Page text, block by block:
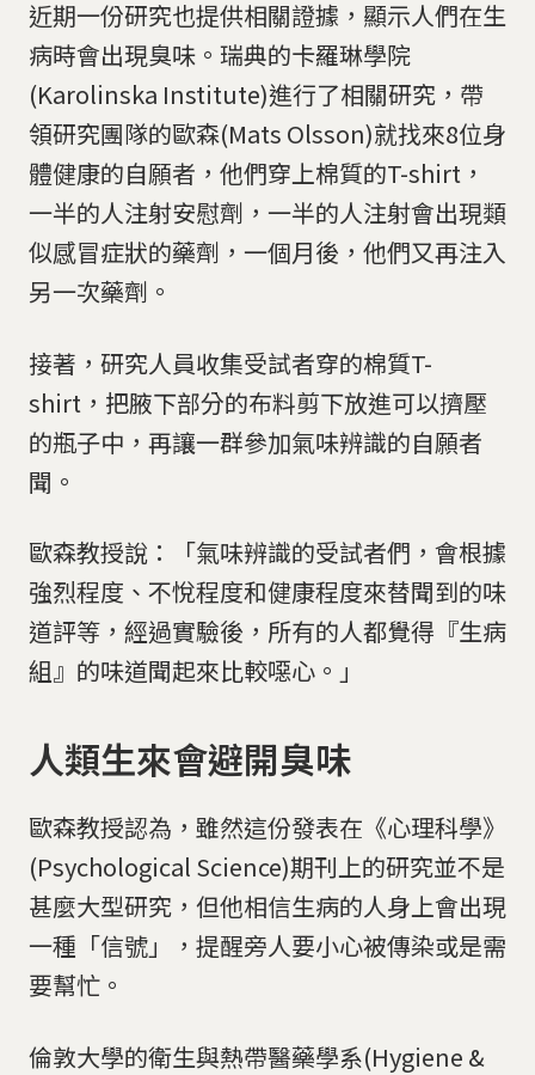
近期一份研究也提供相關證據，顯示人們在生
病時會出現臭味。瑞典的卡羅琳學院
(Karolinska Institute)進行了相關研究，帶
領研究團隊的歐森(Mats Olsson)就找來8位身
體健康的自願者，他們穿上棉質的T-shirt，
一半的人注射安慰劑，一半的人注射會出現類
似感冒症狀的藥劑，一個月後，他們又再注入
另一次藥劑。
接著，研究人員收集受試者穿的棉質T-
shirt，把腋下部分的布料剪下放進可以擠壓
的瓶子中，再讓一群參加氣味辨識的自願者
聞。
歐森教授說：「氣味辨識的受試者們，會根據
強烈程度、不悅程度和健康程度來替聞到的味
道評等，經過實驗後，所有的人都覺得『生病
組』的味道聞起來比較噁心。」
人類生來會避開臭味
歐森教授認為，雖然這份發表在《心理科學》
(Psychological Science)期刊上的研究並不是
甚麼大型研究，但他相信生病的人身上會出現
一種「信號」，提醒旁人要小心被傳染或是需
要幫忙。
倫敦大學的衛生與熱帶醫藥學系(Hygiene &